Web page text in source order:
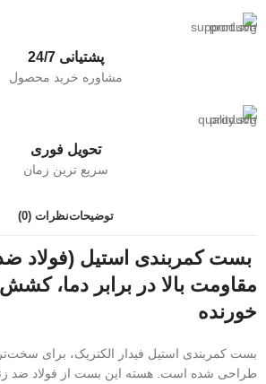
پشتیانی 24/7
مشاوره خرید محصول
تحویل فوری
سریع ترین زمان
توضیحاتنظرات (0)
بست کمربندی استیل (فولاد
مقاومت بالا در برابر دما،
خورنده
بست کمربندی استیل فیدار الکتریک، برای